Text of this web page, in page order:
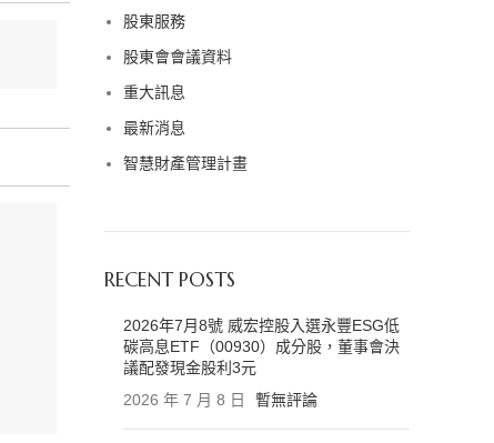
股東服務
股東會會議資料
重大訊息
最新消息
智慧財產管理計畫
RECENT POSTS
2026年7月8號 威宏控股入選永豐ESG低
碳高息ETF（00930）成分股，董事會決
議配發現金股利3元
2026 年 7 月 8 日
暫無評論